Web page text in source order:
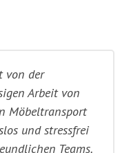
von der
Arbeit von
Möbeltransport
und stressfrei
Teams.